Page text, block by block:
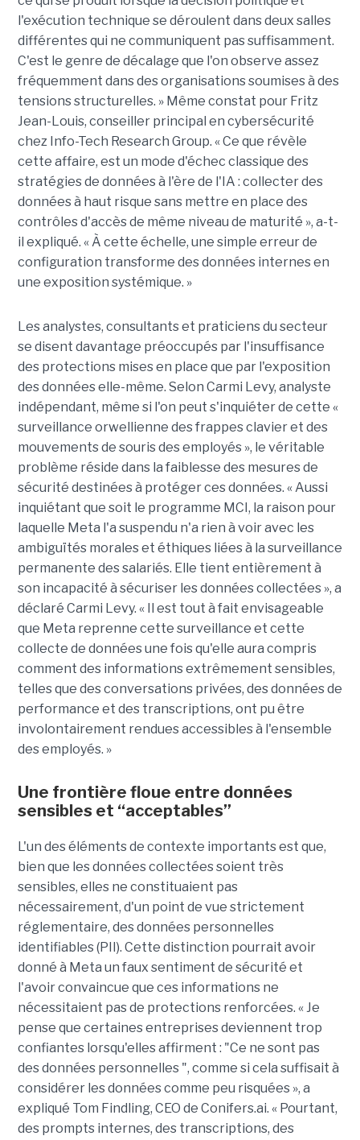
l'exécution technique se déroulent dans deux salles
différentes qui ne communiquent pas suffisamment.
C'est le genre de décalage que l'on observe assez
fréquemment dans des organisations soumises à des
tensions structurelles. » Même constat pour Fritz
Jean-Louis, conseiller principal en cybersécurité
chez Info-Tech Research Group. « Ce que révèle
cette affaire, est un mode d'échec classique des
stratégies de données à l'ère de l'IA : collecter des
données à haut risque sans mettre en place des
contrôles d'accès de même niveau de maturité », a-t-
il expliqué. « À cette échelle, une simple erreur de
configuration transforme des données internes en
une exposition systémique. »
Les analystes, consultants et praticiens du secteur
se disent davantage préoccupés par l'insuffisance
des protections mises en place que par l'exposition
des données elle-même. Selon Carmi Levy, analyste
indépendant, même si l'on peut s'inquiéter de cette «
surveillance orwellienne des frappes clavier et des
mouvements de souris des employés », le véritable
problème réside dans la faiblesse des mesures de
sécurité destinées à protéger ces données. « Aussi
inquiétant que soit le programme MCI, la raison pour
laquelle Meta l'a suspendu n'a rien à voir avec les
ambiguïtés morales et éthiques liées à la surveillance
permanente des salariés. Elle tient entièrement à
son incapacité à sécuriser les données collectées », a
déclaré Carmi Levy. « Il est tout à fait envisageable
que Meta reprenne cette surveillance et cette
collecte de données une fois qu'elle aura compris
comment des informations extrêmement sensibles,
telles que des conversations privées, des données de
performance et des transcriptions, ont pu être
involontairement rendues accessibles à l'ensemble
des employés. »
Une frontière floue entre données
sensibles et “acceptables”
L'un des éléments de contexte importants est que,
bien que les données collectées soient très
sensibles, elles ne constituaient pas
nécessairement, d'un point de vue strictement
réglementaire, des données personnelles
identifiables (PII). Cette distinction pourrait avoir
donné à Meta un faux sentiment de sécurité et
l'avoir convaincue que ces informations ne
nécessitaient pas de protections renforcées. « Je
pense que certaines entreprises deviennent trop
confiantes lorsqu'elles affirment : "Ce ne sont pas
des données personnelles ", comme si cela suffisait à
considérer les données comme peu risquées », a
expliqué Tom Findling, CEO de Conifers.ai. « Pourtant,
des prompts internes, des transcriptions, des